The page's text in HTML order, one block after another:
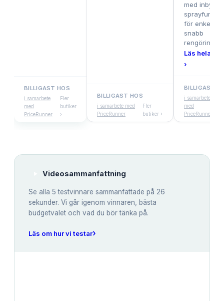
BILLIGAST HOS
i samarbete
med
PriceRunner
Fler
butiker
›
BILLIGAST HOS
i samarbete med
PriceRunner
Fler
butiker ›
med
för enkel
snabb
rengöring.
Läs hela
›
BILLIGAST
i samarbete
med
PriceRunner
Videosammanfattning
Se alla 5 testvinnare sammanfattade på 26
sekunder. Vi går igenom vinnaren, bästa
budgetvalet och vad du bör tänka på.
Läs om hur vi testar›